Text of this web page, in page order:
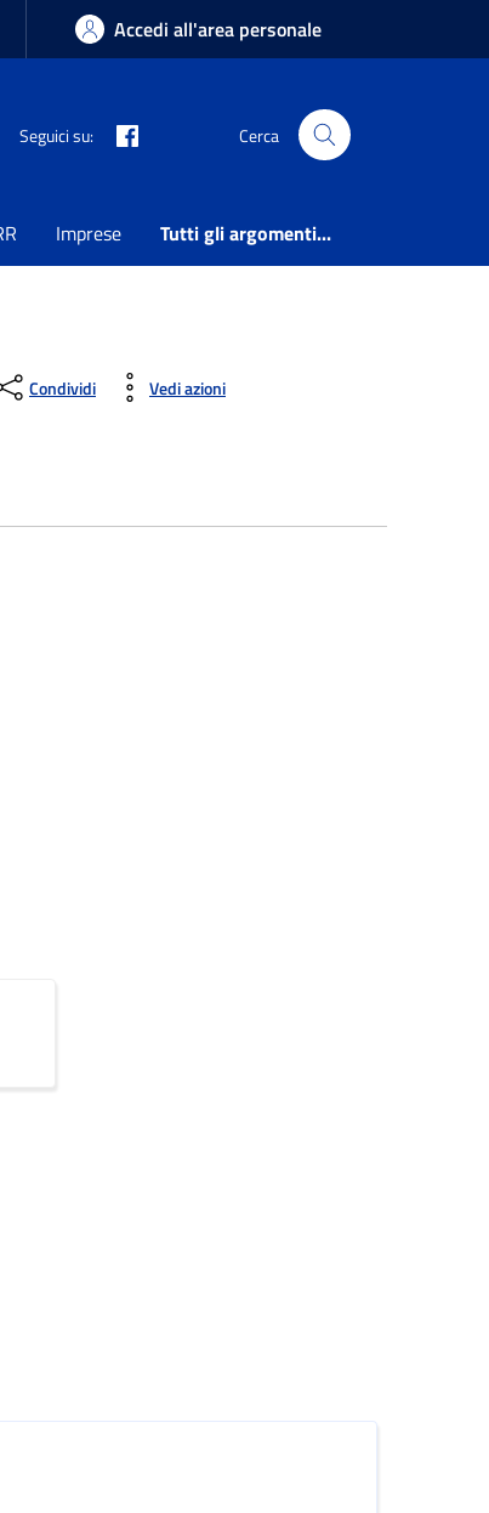
Accedi all'area personale
Seguici su: Cerca
Imprese Tutti gli argomenti...
Condividi Vedi azioni